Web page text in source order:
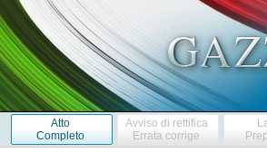
Atto
Completo
Avviso di rettifica
Errata corrige